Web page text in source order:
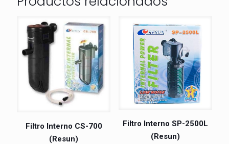
Filtro Interno CS-700
(Resun)
Filtro Interno SP-2500L
(Resun)